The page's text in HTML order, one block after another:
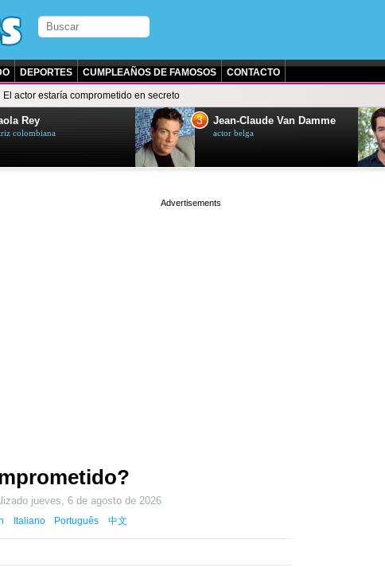
DEPORTES CUMPLEAÑOS DE FAMOSOS CONTACTO
El actor estaría comprometido en secreto
Rey
colombiana
3 Jean-Claude Van Damme
actor belga
jueves, 6 de agosto de 2026
Italiano Português 中文